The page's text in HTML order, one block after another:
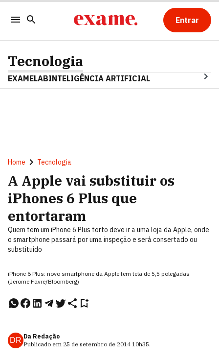
Entrar
Tecnologia
EXAMELABINTELIGÊNCIA ARTIFICIAL
Home Tecnologia
A Apple vai substituir os
iPhones 6 Plus que
entortaram
Quem tem um iPhone 6 Plus torto deve ir a uma loja da Apple, onde
o smartphone passará por uma inspeção e será consertado ou
substituído
iPhone 6 Plus: novo smartphone da Apple tem tela de 5,5 polegadas
(Jerome Favre/Bloomberg)
DR Da Redação
Publicado em 25 de setembro de 2014 10h35.